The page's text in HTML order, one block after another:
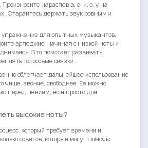
Произносите нараспев а, е, и, о, у на
Старайтесь держать звук ровным и
для опытных музыкантов.
арпеджио, начиная с низкой ноты и
Это помогает развивать
голосовые связки.
облегчает дальнейшее использование
чище, звонче, свободнее. Ее можно
перед пением, но и просто для
высокие ноты?
который требует времени и
советов, которые могут помочь: